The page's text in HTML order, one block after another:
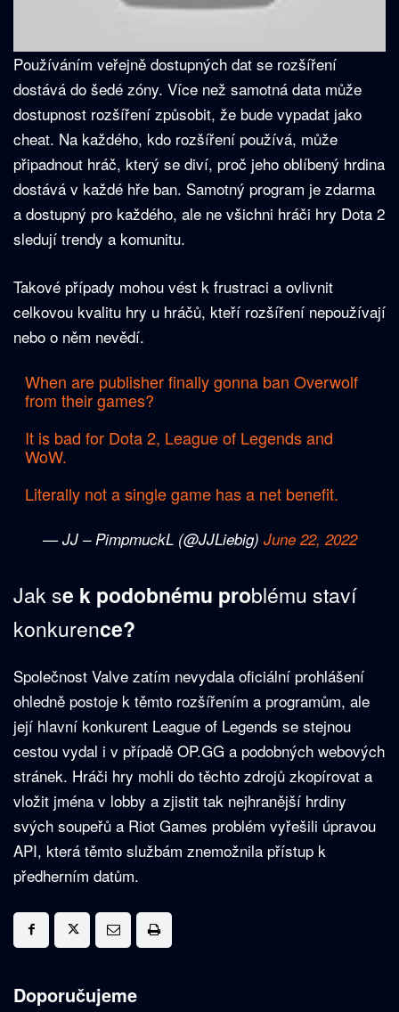
Používáním veřejně dostupných dat se rozšíření
dostává do šedé zóny. Více než samotná data může
dostupnost rozšíření způsobit, že bude vypadat jako
cheat. Na každého, kdo rozšíření používá, může
připadnout hráč, který se diví, proč jeho oblíbený hrdina
dostává v každé hře ban. Samotný program je zdarma
a dostupný pro každého, ale ne všichni hráči hry Dota 2
sledují trendy a komunitu.
Takové případy mohou vést k frustraci a ovlivnit
celkovou kvalitu hry u hráčů, kteří rozšíření nepoužívají
nebo o něm nevědí.
When are publisher finally gonna ban Overwolf
from their games?
It is bad for Dota 2, League of Legends and
WoW.
Literally not a single game has a net benefit.
— JJ – PimpmuckL (@JJLiebig) June 22, 2022
Jak se k podobnému problému staví
konkurence?
Společnost Valve zatím nevydala oficiální prohlášení
ohledně postoje k těmto rozšířením a programům, ale
její hlavní konkurent League of Legends se stejnou
cestou vydal i v případě OP.GG a podobných webových
stránek. Hráči hry mohli do těchto zdrojů zkopírovat a
vložit jména v lobby a zjistit tak nejhranější hrdiny
svých soupeřů a Riot Games problém vyřešili úpravou
API, která těmto službám znemožnila přístup k
předherním datům.
Doporučujeme